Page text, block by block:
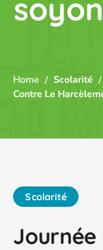
Home Scolarité
Contre Le
Scolarité